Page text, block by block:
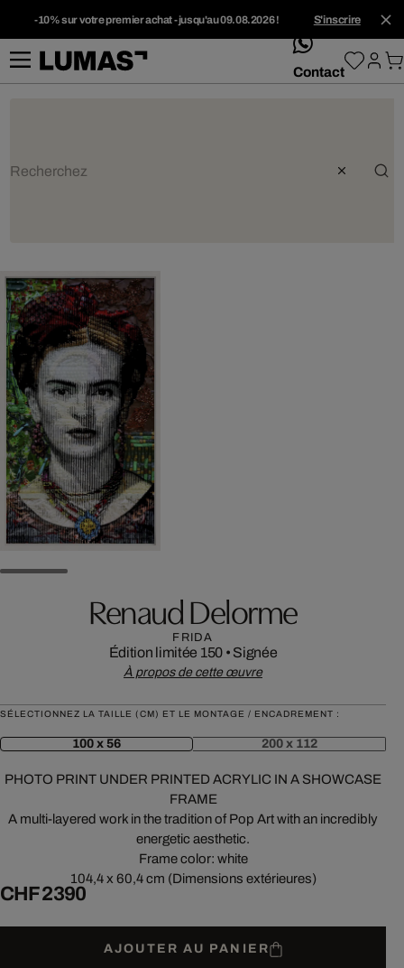
-10% sur votre premier achat - jusqu'au 09.08.2026 ! S'inscrire
whatsApp
Contact
Renaud Delorme
FRIDA
Édition limitée 150 • Signée
À propos de cette œuvre
SÉLECTIONNEZ LA TAILLE (CM) ET LE MONTAGE / ENCADREMENT :
100 x 56 200 x 112
PHOTO PRINT UNDER PRINTED ACRYLIC IN A SHOWCASE
FRAME
A multi-layered work in the tradition of Pop Art with an incredibly
energetic aesthetic.
Frame color: white
104,4 x 60,4 cm (Dimensions extérieures)
CHF 2 390
AJOUTER AU PANIER